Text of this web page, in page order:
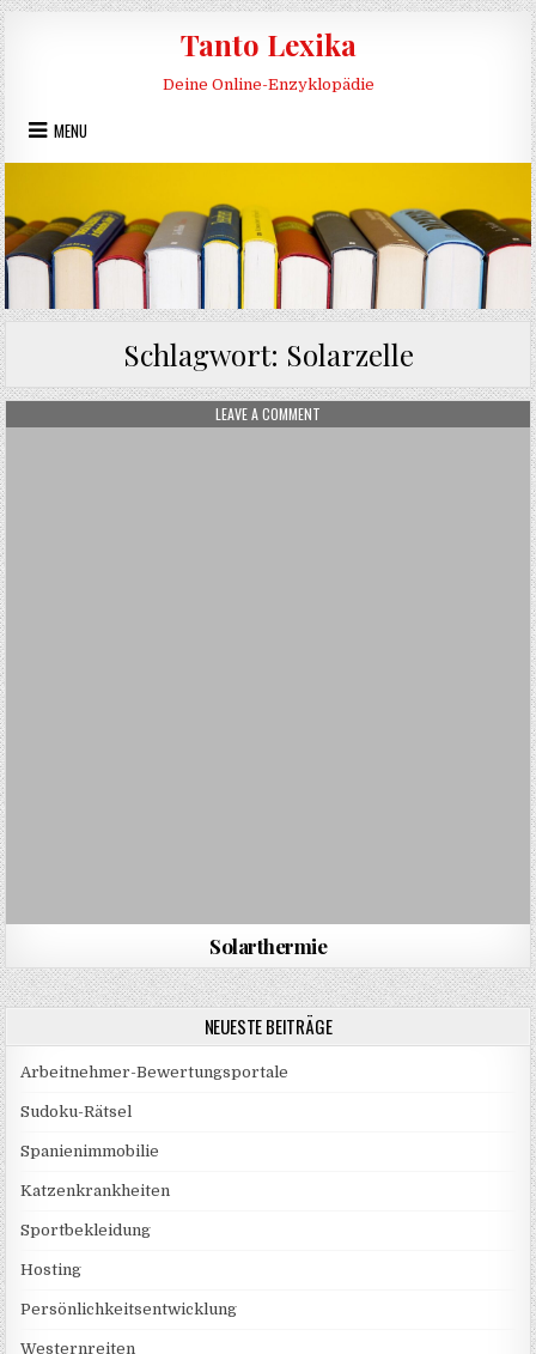
Skip to content
Tanto Lexika
Deine Online-Enzyklopädie
MENU
Schlagwort: Solarzelle
LEAVE A COMMENT
Solarthermie
NEUESTE BEITRÄGE
Arbeitnehmer-Bewertungsportale
Sudoku-Rätsel
Spanienimmobilie
Katzenkrankheiten
Sportbekleidung
Hosting
Persönlichkeitsentwicklung
Westernreiten